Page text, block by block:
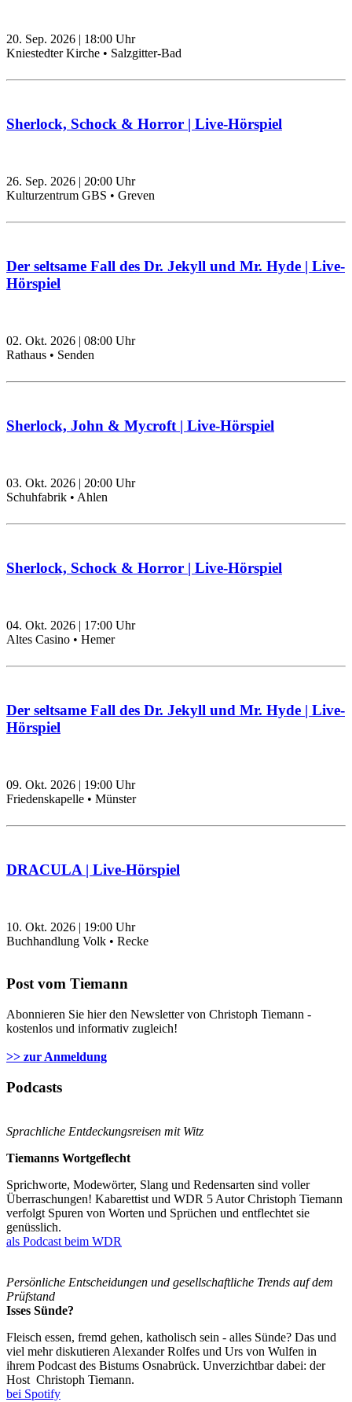
20. Sep. 2026 | 18:00 Uhr
Kniestedter Kirche • Salzgitter-Bad
Sherlock, Schock & Horror | Live-Hörspiel
26. Sep. 2026 | 20:00 Uhr
Kulturzentrum GBS • Greven
Der seltsame Fall des Dr. Jekyll und Mr. Hyde | Live-
Hörspiel
02. Okt. 2026 | 08:00 Uhr
Rathaus • Senden
Sherlock, John & Mycroft | Live-Hörspiel
03. Okt. 2026 | 20:00 Uhr
Schuhfabrik • Ahlen
Sherlock, Schock & Horror | Live-Hörspiel
04. Okt. 2026 | 17:00 Uhr
Altes Casino • Hemer
Der seltsame Fall des Dr. Jekyll und Mr. Hyde | Live-
Hörspiel
09. Okt. 2026 | 19:00 Uhr
Friedenskapelle • Münster
DRACULA | Live-Hörspiel
10. Okt. 2026 | 19:00 Uhr
Buchhandlung Volk • Recke
Post vom Tiemann
Abonnieren Sie hier den Newsletter von Christoph Tiemann -
kostenlos und informativ zugleich!
>> zur Anmeldung
Podcasts
Sprachliche Entdeckungsreisen mit Witz
Tiemanns Wortgeflecht
Sprichworte, Modewörter, Slang und Redensarten sind voller
Überraschungen! Kabarettist und WDR 5 Autor Christoph Tiemann
verfolgt Spuren von Worten und Sprüchen und entflechtet sie
genüsslich.
als Podcast beim WDR
Persönliche Entscheidungen und gesellschaftliche Trends auf dem
Prüfstand
Isses Sünde?
Fleisch essen, fremd gehen, katholisch sein - alles Sünde? Das und
viel mehr diskutieren Alexander Rolfes und Urs von Wulfen in
ihrem Podcast des Bistums Osnabrück. Unverzichtbar dabei: der
Host Christoph Tiemann.
bei Spotify